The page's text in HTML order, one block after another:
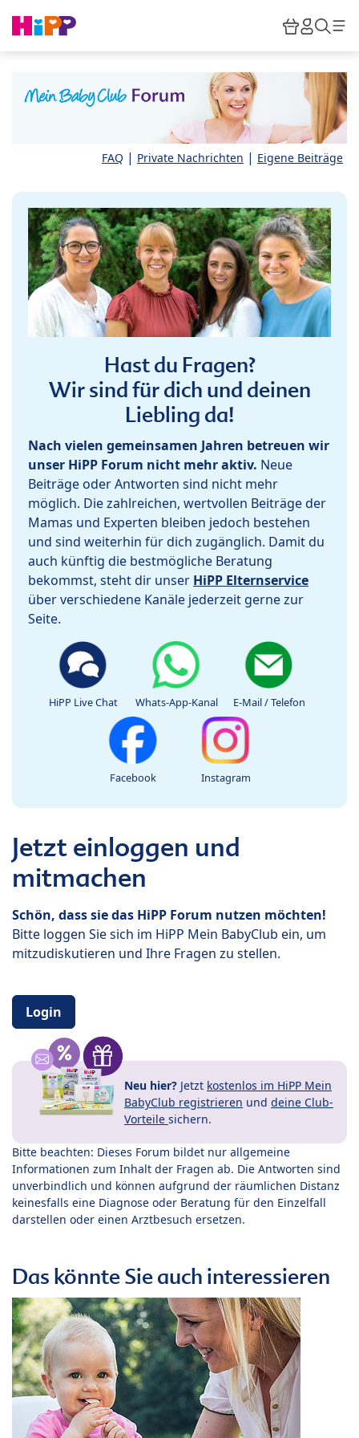
HiPP
FAQ | Private Nachrichten | Eigene Beiträge
Hast du Fragen?
Wir sind für dich und deinen
Liebling da!
Nach vielen gemeinsamen Jahren betreuen wir
unser HiPP Forum nicht mehr aktiv. Neue
Beiträge oder Antworten sind nicht mehr
möglich. Die zahlreichen, wertvollen Beiträge der
Mamas und Experten bleiben jedoch bestehen
und sind weiterhin für dich zugänglich. Damit du
auch künftig die bestmögliche Beratung
bekommst, steht dir unser HiPP Elternservice
über verschiedene Kanäle jederzeit gerne zur
Seite.
HiPP Live Chat Whats-App-Kanal E-Mail / Telefon
Facebook Instagram
Jetzt einloggen und
mitmachen
Schön, dass sie das HiPP Forum nutzen möchten!
Bitte loggen Sie sich im HiPP Mein BabyClub ein, um
mitzudiskutieren und Ihre Fragen zu stellen.
Login
Neu hier? Jetzt kostenlos im HiPP Mein
BabyClub registrieren und deine Club-
Vorteile sichern.
Bitte beachten: Dieses Forum bildet nur allgemeine
Informationen zum Inhalt der Fragen ab. Die Antworten sind
unverbindlich und können aufgrund der räumlichen Distanz
keinesfalls eine Diagnose oder Beratung für den Einzelfall
darstellen oder einen Arztbesuch ersetzen.
Das könnte Sie auch interessieren